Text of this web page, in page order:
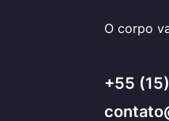
O corpo
+55